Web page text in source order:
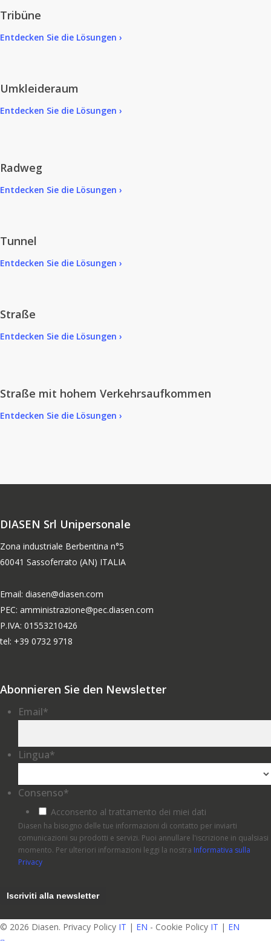
Tribüne
Entdecken Sie die Lösungen ›
Umkleideraum
Entdecken Sie die Lösungen ›
Radweg
Entdecken Sie die Lösungen ›
Tunnel
Entdecken Sie die Lösungen ›
Straße
Entdecken Sie die Lösungen ›
Straße mit hohem Verkehrsaufkommen
Entdecken Sie die Lösungen ›
DIASEN Srl Unipersonale
Zona industriale Berbentina n°5
60041 Sassoferrato (AN) ITALIA
Email: diasen@diasen.com
PEC: amministrazione@pec.diasen.com
P.IVA: 01553210426
tel: +39 0732 9718
Abonnieren Sie den Newsletter
Email*
Lingua*
Consenso*
Acconsento al trattamento dei miei dati
Diasen ha bisogno delle tue informazioni di contatto per inviarti
comunicazioni su prodotti e servizi. Puoi annullare l'iscrizione in qualsiasi
momento. Per ulteriori informazioni leggi la nostra Informativa sulla
Privacy
© 2026 Diasen. Privacy Policy IT | EN - Cookie Policy IT | EN